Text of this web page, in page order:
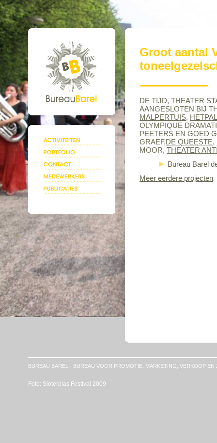
Groot aantal
DE TIJD, THEATER
AANGESLOTEN BIJ
MALPERTUIS,
OLYMPIQUE
PEETERS EN GOED
GRAEF,DE QUEESTE,
MOOR, THEATER
Bureau Barel
Meer eerdere projecten
BUREAU BAREL - BUREAU VOOR PROMOTIE, MARKETING, VERKOOP
Foto: Sloterplas Festival 2009